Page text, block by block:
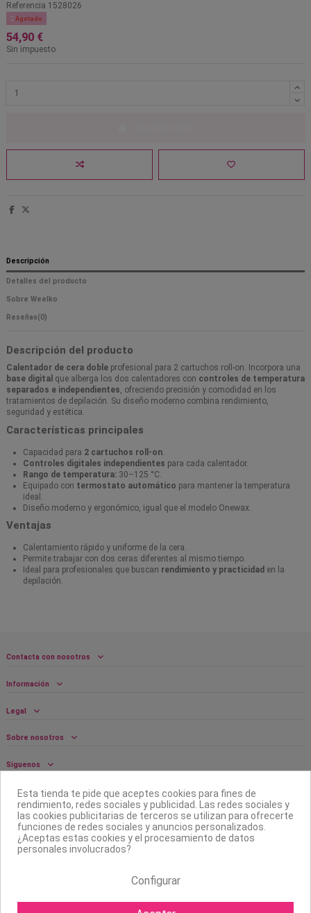
Referencia 1528026
 Agotado
54,90 €
Sin impuesto
Descripción
Detalles del producto
Sobre Weelko
Reseñas(0)
Descripción del producto
Calentador de cera doble profesional para 2 cartuchos roll-on. Incorpora una
base digital que alberga los dos calentadores con controles de temperatura
separados e independientes , ofreciendo precisión y comodidad en los
tratamientos de depilación. Su diseño moderno combina rendimiento,
seguridad y estética.
Características principales
Capacidad para 2 cartuchos roll-on.
Controles digitales independientes para cada calentador.
Rango de temperatura: 30–125 °C.
Equipado con termostato automático para mantener la temperatura
ideal.
Diseño moderno y ergonómico, igual que el modelo Onewax.
Ventajas
Calentamiento rápido y uniforme de la cera.
Permite trabajar con dos ceras diferentes al mismo tiempo.
Ideal para profesionales que buscan rendimiento y practicidad en la
depilación.
Contacta con nosotros
Información
Legal
Sobre nosotros
Síguenos
Boletín
Esta tienda te pide que aceptes cookies para fines de
rendimiento, redes sociales y publicidad. Las redes sociales y
las cookies publicitarias de terceros se utilizan para ofrecerte
funciones de redes sociales y anuncios personalizados.
¿Aceptas estas cookies y el procesamiento de datos
personales involucrados?
Configurar